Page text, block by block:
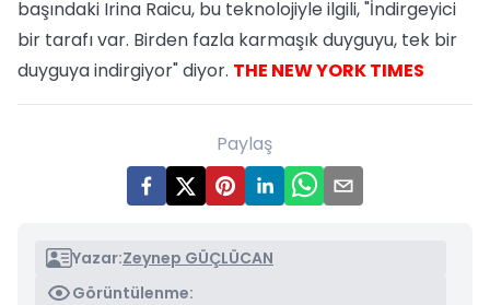
başındaki Irina Raicu, bu teknolojiyle ilgili, "İndirgeyici
bir tarafı var. Birden fazla karmaşık duyguyu, tek bir
duyguya indirgiyor" diyor. THE NEW YORK TIMES
Paylaş
Yazar:Zeynep GÜÇLÜCAN
Görüntülenme: